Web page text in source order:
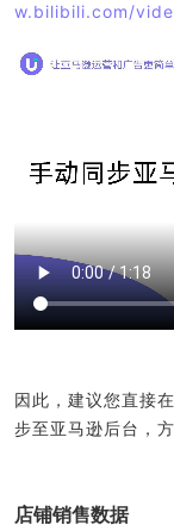
w.bilibili.com/
因此，建议您直接
步至亚马逊后台，方
店铺销售数据